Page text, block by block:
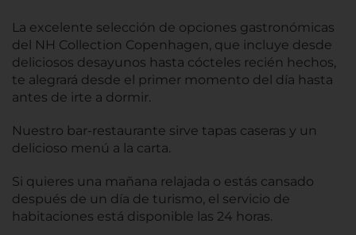
La excelente selección de opciones gastronómicas
del NH Collection Copenhagen, que incluye desde
deliciosos desayunos hasta cócteles recién hechos,
te alegrará desde el primer momento del día hasta
antes de irte a dormir.
Nuestro bar-restaurante sirve tapas caseras y un
delicioso menú a la carta.
Si quieres una mañana relajada o estás cansado
después de un día de turismo, el servicio de
habitaciones está disponible las 24 horas.